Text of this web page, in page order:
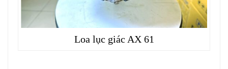
Loa lục giác AX 61